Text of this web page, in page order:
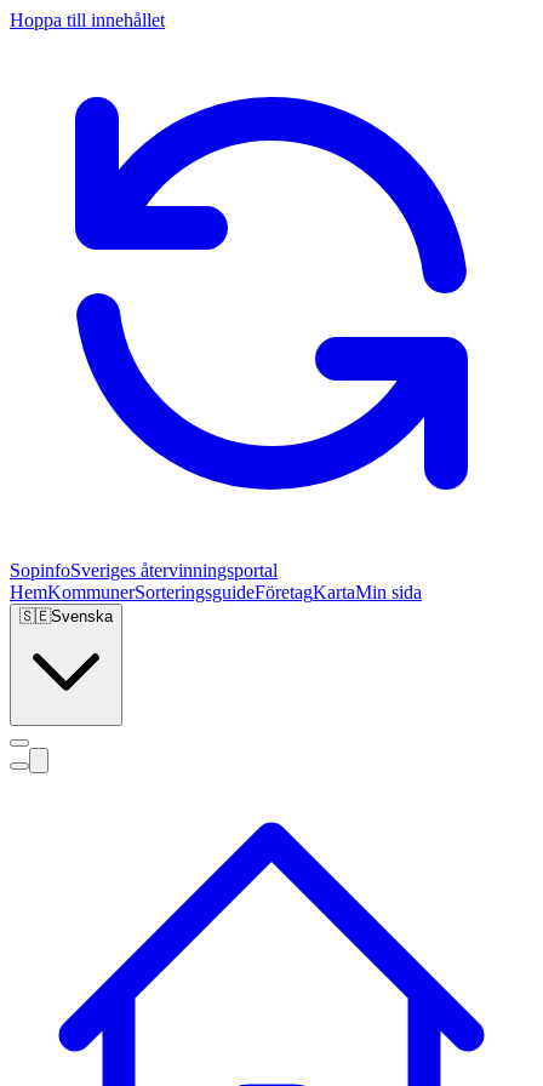
Hoppa till innehållet
SopinfoSveriges återvinningsportal
HemKommunerSorteringsguideFöretagKartaMin sida
🇸🇪Svenska